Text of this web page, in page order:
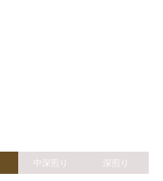
中深煎り 深煎り